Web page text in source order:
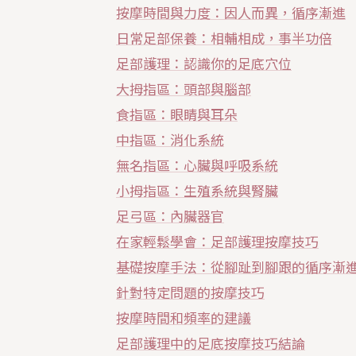
按摩時間與力度：因人而異，循序漸進
日常足部保養：相輔相成，事半功倍
足部護理：認識你的足底穴位
大拇指區：頭部與腦部
食指區：眼睛與耳朵
中指區：消化系統
無名指區：心臟與呼吸系統
小拇指區：生殖系統與腎臟
足弓區：內臟器官
在家輕鬆學會：足部護理按摩技巧
基礎按摩手法：從腳趾到腳跟的循序漸
針對特定問題的按摩技巧
按摩時間和頻率的建議
足部護理中的足底按摩技巧結論